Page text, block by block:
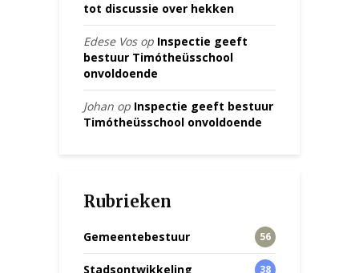
tot discussie over hekken
Edese Vosop Inspectie geeft
bestuur Timótheüsschool
onvoldoende
Johan op Inspectie geeft bestuur
Timótheüsschool onvoldoende
Rubrieken
Gemeentebestuur 56
Stadsontwikkeling 38